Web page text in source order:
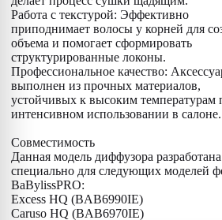
Работа с текстурой: Эффективно
приподнимает волосы у корней для
объема и помогает сформировать
структурированные локоны.
Профессиональное качество:
выполнен из прочных материалов,
устойчивых к высоким температурам
интенсивном использовании в салоне.
Совместимость
Данная модель диффузора разработана
специально для следующих моделей
BaBylissPRO:
Excess HQ (BAB6990IE)
Caruso HQ (BAB6970IE)